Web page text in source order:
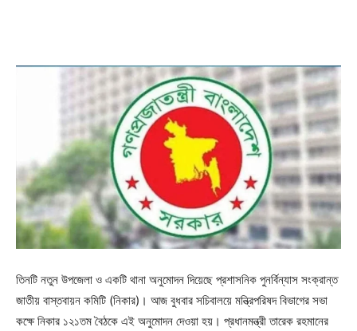
তিনটি নতুন উপজেলা ও একটি থানা অনুমোদন দিয়েছে প্রশাসনিক পুনর্বিন্যাস সংক্রান্ত
জাতীয় বাস্তবায়ন কমিটি (নিকার)। আজ বুধবার সচিবালয়ে মন্ত্রিপরিষদ বিভাগের সভা
কক্ষে নিকার ১২১তম বৈঠকে এই অনুমোদন দেওয়া হয়। প্রধানমন্ত্রী তারেক রহমানের